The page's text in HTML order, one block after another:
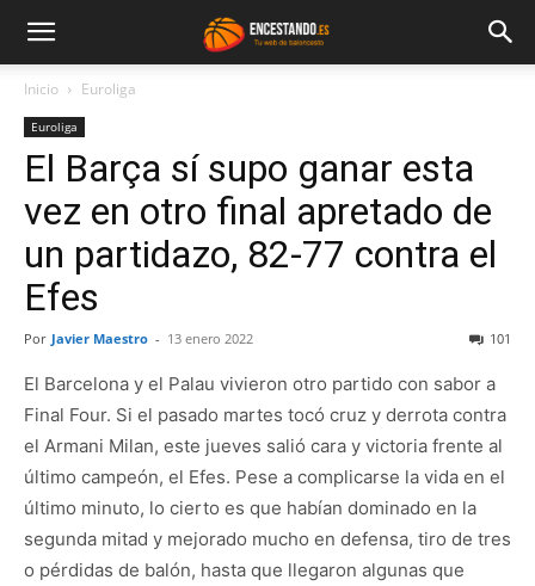
Inicio Euroliga
Euroliga
El Barça sí supo ganar esta
vez en otro final apretado de
un partidazo, 82-77 contra el
Efes
Por Javier Maestro - 13 enero 2022 101
El Barcelona y el Palau vivieron otro partido con sabor a
Final Four. Si el pasado martes tocó cruz y derrota contra
el Armani Milan, este jueves salió cara y victoria frente al
último campeón, el Efes. Pese a complicarse la vida en el
último minuto, lo cierto es que habían dominado en la
segunda mitad y mejorado mucho en defensa, tiro de tres
o pérdidas de balón, hasta que llegaron algunas que